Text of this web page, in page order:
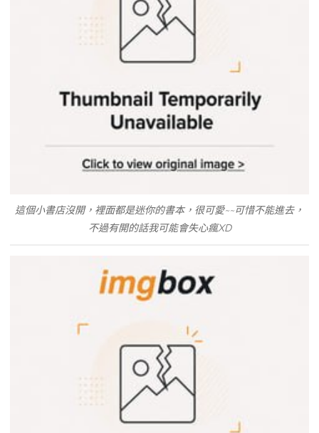
這個小書店沒開，裡面都是迷你的書本，很可愛~~可惜不能進去，
不過有開的話我可能會失心瘋XD